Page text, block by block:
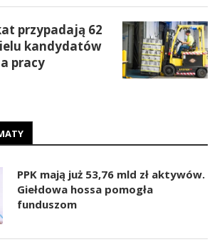
przypadają 62
kandydatów
pracy
PPK mają już 53,76 mld zł aktywów.
Giełdowa hossa pomogła
funduszom